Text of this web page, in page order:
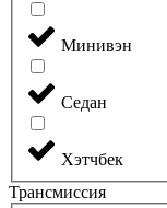
Минивэн
Седан
Хэтчбек
Трансмиссия